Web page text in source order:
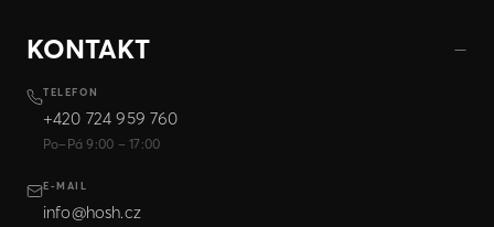
KONTAKT
TELEFON
+420 724 959 760
Po–Pá 9:00 – 17:00
E-MAIL
info@hosh.cz